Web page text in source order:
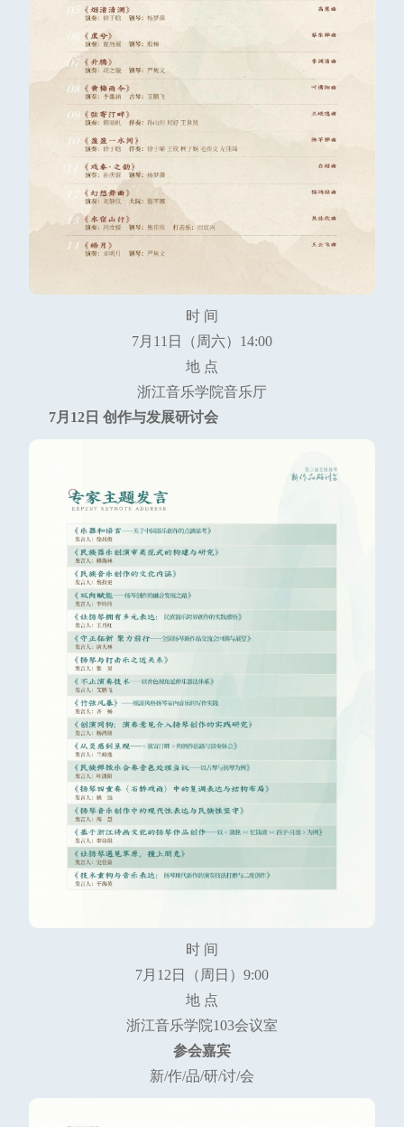
时 间
7月11日（周六）14:00
地 点
浙江音乐学院音乐厅
7月12日 创作与发展研讨会
时 间
7月12日（周日）9:00
地 点
浙江音乐学院103会议室
参会嘉宾
新/作/品/研/讨/会